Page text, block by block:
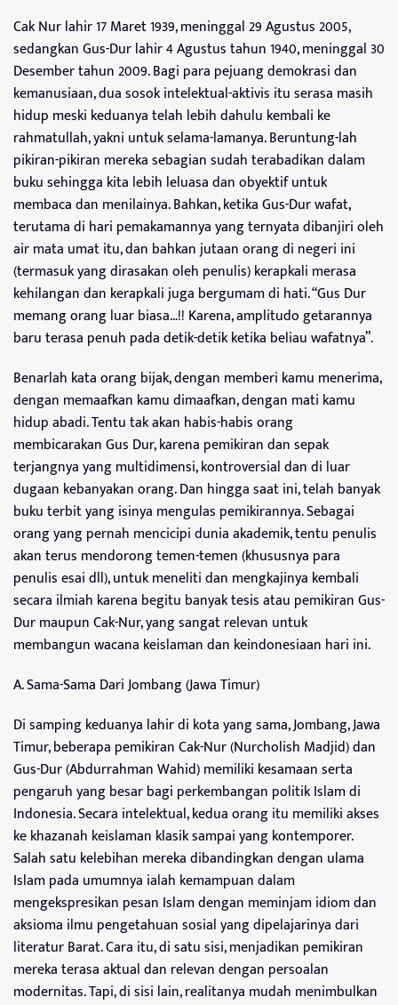
Cak Nur lahir 17 Maret 1939, meninggal 29 Agustus 2005,
sedangkan Gus-Dur lahir 4 Agustus tahun 1940, meninggal 30
Desember tahun 2009. Bagi para pejuang demokrasi dan
kemanusiaan, dua sosok intelektual-aktivis itu serasa masih
hidup meski keduanya telah lebih dahulu kembali ke
rahmatullah, yakni untuk selama-lamanya. Beruntung-lah
pikiran-pikiran mereka sebagian sudah terabadikan dalam
buku sehingga kita lebih leluasa dan obyektif untuk
membaca dan menilainya. Bahkan, ketika Gus-Dur wafat,
terutama di hari pemakamannya yang ternyata dibanjiri oleh
air mata umat itu, dan bahkan jutaan orang di negeri ini
(termasuk yang dirasakan oleh penulis) kerapkali merasa
kehilangan dan kerapkali juga bergumam di hati. “Gus Dur
memang orang luar biasa…!! Karena, amplitudo getarannya
baru terasa penuh pada detik-detik ketika beliau wafatnya”.
Benarlah kata orang bijak, dengan memberi kamu menerima,
dengan memaafkan kamu dimaafkan, dengan mati kamu
hidup abadi. Tentu tak akan habis-habis orang
membicarakan Gus Dur, karena pemikiran dan sepak
terjangnya yang multidimensi, kontroversial dan di luar
dugaan kebanyakan orang. Dan hingga saat ini, telah banyak
buku terbit yang isinya mengulas pemikirannya. Sebagai
orang yang pernah mencicipi dunia akademik, tentu penulis
akan terus mendorong temen-temen (khususnya para
penulis esai dll), untuk meneliti dan mengkajinya kembali
secara ilmiah karena begitu banyak tesis atau pemikiran Gus-
Dur maupun Cak-Nur, yang sangat relevan untuk
membangun wacana keislaman dan keindonesiaan hari ini.
A. Sama-Sama Dari Jombang (Jawa Timur)
Di samping keduanya lahir di kota yang sama, Jombang, Jawa
Timur, beberapa pemikiran Cak-Nur (Nurcholish Madjid) dan
Gus-Dur (Abdurrahman Wahid) memiliki kesamaan serta
pengaruh yang besar bagi perkembangan politik Islam di
Indonesia. Secara intelektual, kedua orang itu memiliki akses
ke khazanah keislaman klasik sampai yang kontemporer.
Salah satu kelebihan mereka dibandingkan dengan ulama
Islam pada umumnya ialah kemampuan dalam
mengekspresikan pesan Islam dengan meminjam idiom dan
aksioma ilmu pengetahuan sosial yang dipelajarinya dari
literatur Barat. Cara itu, di satu sisi, menjadikan pemikiran
mereka terasa aktual dan relevan dengan persoalan
modernitas. Tapi, di sisi lain, realitanya mudah menimbulkan